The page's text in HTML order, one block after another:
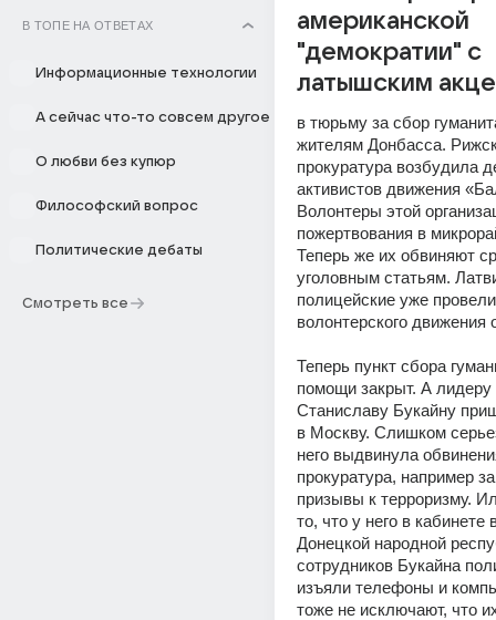
В ТОПЕ НА ОТВЕТАХ
Информационные технологии
А сейчас что-то совсем другое
О любви без купюр
Философский вопрос
Политические дебаты
Смотреть все
американской
"демократии" с
латышским
в тюрьму за сбор
жителям Донбасса.
прокуратура возбудила
активистов движения
Волонтеры этой
пожертвования в
Теперь же их обвиняют
уголовным статьям.
полицейские уже
волонтерского движения
Теперь пункт сбора
помощи закрыт. А
Станиславу Букайну
в Москву. Слишком
него выдвинула
прокуратура, например
призывы к терроризму.
то, что у него в кабинете
Донецкой народной
сотрудников Букайна
изъяли телефоны и
тоже не исключают, что